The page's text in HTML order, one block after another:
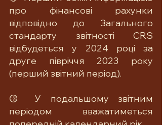
про фінансові рахунки
відповідно до Загального
стандарту звітності CRS
відбудеться у 2024 році за
друге півріччя 2023 року
(перший звітний період).
🟡 У подальшому звітним
періодом вважатиметься